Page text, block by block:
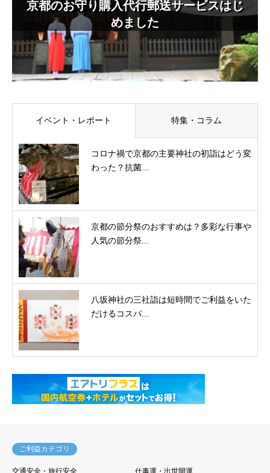
京都のお守り購入代行郵送サービスはじ
めました
イベント・レポート 特集・コラム
コロナ禍で京都の主要神社の初詣はどう変
わった？抗菌...
京都の節分祭のおすすめは？多彩な行事や
人気の節分祭...
八坂神社の三社詣は短時間でご利益をいた
だけるコスパ...
ご利益カテゴリ
交通安全・旅行安全
仕事運・出世開運